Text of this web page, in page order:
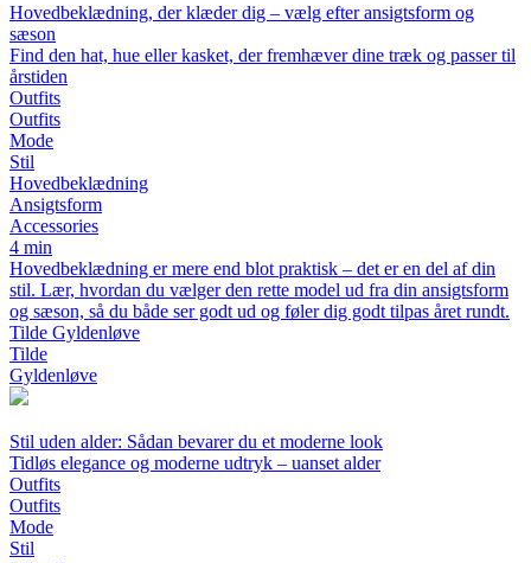
Hovedbeklædning, der klæder dig – vælg efter ansigtsform og
sæson
Find den hat, hue eller kasket, der fremhæver dine træk og passer til
årstiden
Outfits
Outfits
Mode
Stil
Hovedbeklædning
Ansigtsform
Accessories
4 min
Hovedbeklædning er mere end blot praktisk – det er en del af din
stil. Lær, hvordan du vælger den rette model ud fra din ansigtsform
og sæson, så du både ser godt ud og føler dig godt tilpas året rundt.
Tilde Gyldenløve
Tilde
Gyldenløve
Stil uden alder: Sådan bevarer du et moderne look
Tidløs elegance og moderne udtryk – uanset alder
Outfits
Outfits
Mode
Stil